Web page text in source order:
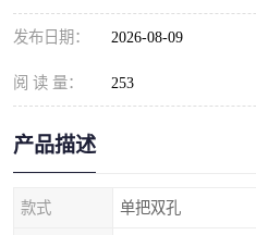
发布日期： 2026-08-09
阅 读 量： 253
产品描述
款式 单把双孔